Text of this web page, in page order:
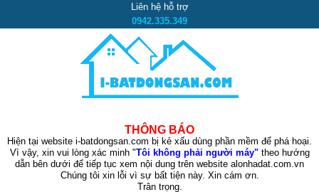
Liên hệ hỗ trợ
0942.335.349
THÔNG BÁO
Hiện tại website i-batdongsan.com bị kẻ xấu dùng phần mềm để phá hoại.
Vì vậy, xin vui lòng xác minh "Tôi không phải người máy"theo hướng
dẫn bên dưới để tiếp tục xem nội dung trên website alonhadat.com.vn
Chúng tôi xin lỗi vì sự bất tiện này. Xin cám ơn.
Trân trọng.